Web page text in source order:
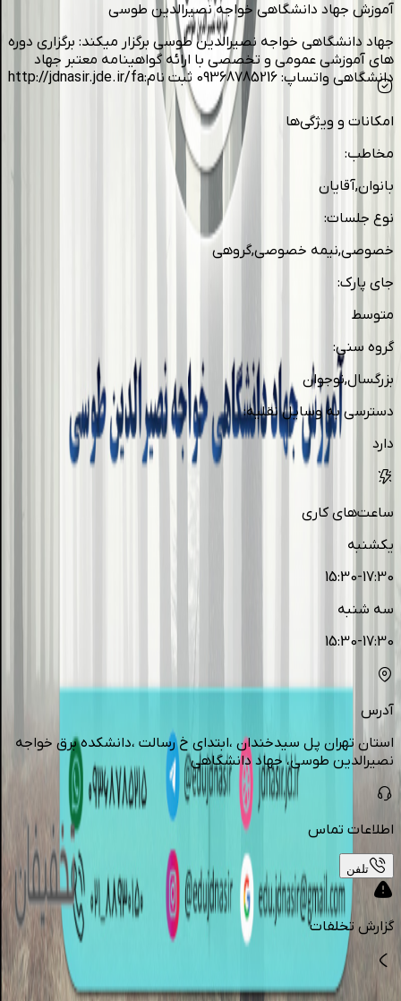
آموزش جهاد دانشگاهی خواجه نصیرالدین طوسی
جهاد دانشگاهی خواجه نصیرالدین طوسی برگزار میکند: برگزاری دوره
های آموزشی عمومی و تخصصی با ارائه گواهینامه معتبر جهاد
دانشگاهی واتساپ: 09368785216 ثبت نام:http://jdnasir.jde.ir/fa
امکانات و ویژگی‌ها
مخاطب:
بانوان,آقایان
نوع جلسات:
خصوصی,نیمه خصوصی,گروهی
جای پارک:
متوسط
گروه سنی:
بزرگسال,نوجوان
دسترسی به وسایل نقلیه:
دارد
ساعت‌های کاری
یکشنبه
15:30-17:30
سه شنبه
15:30-17:30
آدرس
استان تهران پل سیدخندان ،ابتدای خ رسالت ،دانشکده برق خواجه
نصیرالدین طوسی، جهاد دانشگاهی
اطلاعات تماس
تلفن
گزارش تخلفات